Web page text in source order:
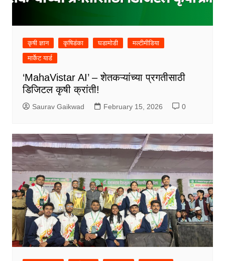
कृषी ज्ञान कृषिडंका घडामोडी
मल्टीमीडिया
मार्केट यार्ड
‘MahaVistar AI’ – शेतकऱ्यांच्या प्रगतीसाठी
डिजिटल कृषी क्रांती!
Saurav Gaikwad February 15, 2026 0